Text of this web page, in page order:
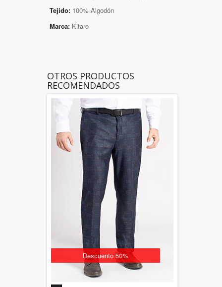
Tejido: 100% Algodón
Marca: Kitaro
OTROS PRODUCTOS
RECOMENDADOS
Descuento 50%